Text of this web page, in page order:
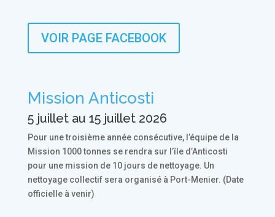
VOIR PAGE FACEBOOK
Mission Anticosti
5 juillet au 15 juillet 2026
Pour une troisième année consécutive, l’équipe de la
Mission 1000 tonnes se rendra sur l’île d’Anticosti
pour une mission de 10 jours de nettoyage. Un
nettoyage collectif sera organisé à Port-Menier. (Date
officielle à venir)